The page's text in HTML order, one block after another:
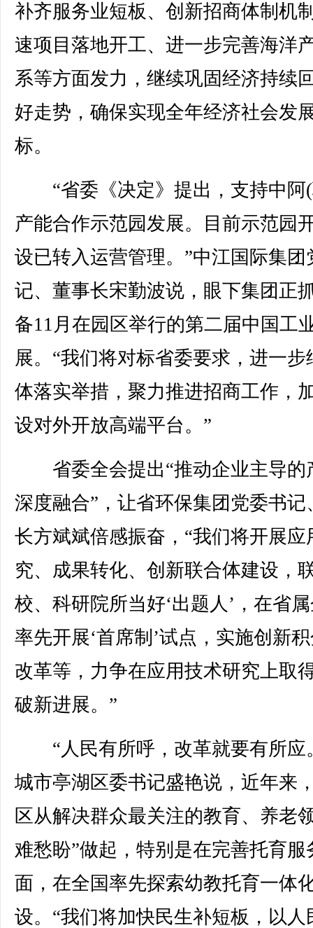
补齐服务业短板、创新招商体制机
速项目落地开工、进一步完善海洋
系等方面发力，继续巩固经济持续
好走势，确保实现全年经济社会发
标。
“省委《决定》提出，支持中阿
产能合作示范园发展。目前示范园
设已转入运营管理。”中江国际集团
记、董事长宋勤波说，眼下集团正
备11月在园区举行的第二届中国工
展。“我们将对标省委要求，进一步
体落实举措，聚力推进招商工作，
设对外开放高端平台。”
省委全会提出“推动企业主导的
深度融合”，让省环保集团党委书记
长方斌斌倍感振奋，“我们将开展应
究、成果转化、创新联合体建设，
校、科研院所当好‘出题人’，在省
率先开展‘首席制’试点，实施创新
改革等，力争在应用技术研究上取
破新进展。”
“人民有所呼，改革就要有所应
城市亭湖区委书记盛艳说，近年来
区从解决群众最关注的教育、养老
难愁盼”做起，特别是在完善托育服
面，在全国率先探索幼教托育一体
设。“我们将加快民生补短板，以人